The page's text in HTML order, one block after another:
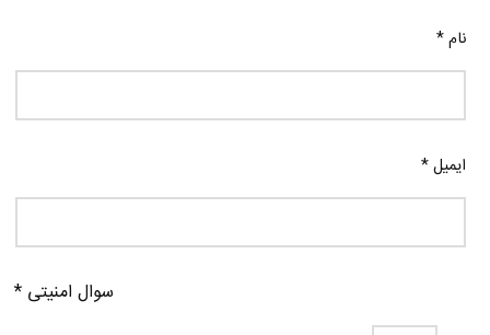
نام*
ایمیل*
سوال امنیتی *